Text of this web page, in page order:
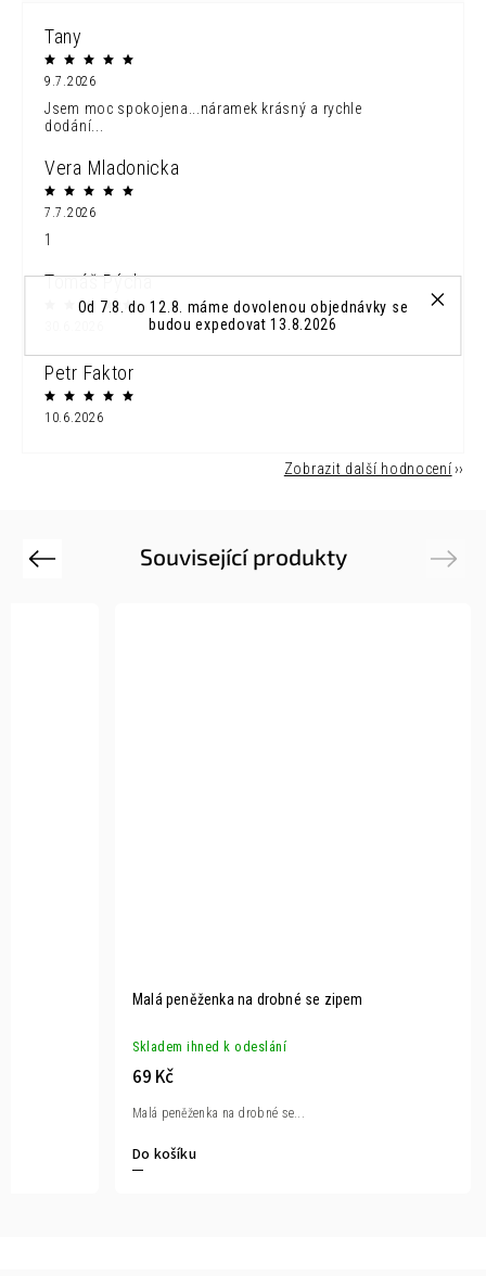
Od 7.8. do 12.8. máme dovolenou objednávky se
budou expedovat 13.8.2026
Tany
9.7.2026
Jsem moc spokojena...náramek krásný a rychle
dodání...
Vera Mladonicka
7.7.2026
1
Tomáš Pýcha
Petr Faktor
10.6.2026
Zobrazit další hodnocení
Související produkty
Previous
Malá peněženka na drobné se zipem
Skladem ihned k odeslání
69 Kč
Do košíku
Malá peněženka na drobné se...
Next